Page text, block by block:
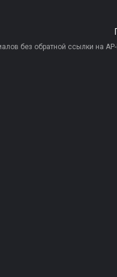
без обратной ссылки на